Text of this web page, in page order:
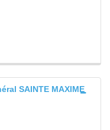
SAINTE MAXIME